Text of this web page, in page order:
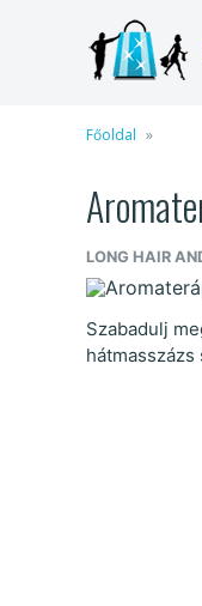
Főoldal
LONG HAIR
Szabadulj